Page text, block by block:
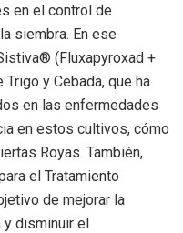
en el control de
siembra. En ese
(Fluxapyroxad +
y Cebada, que ha
en las enfermedades
en estos cultivos, cómo
Royas. También,
el Tratamiento
de mejorar la
y disminuir el